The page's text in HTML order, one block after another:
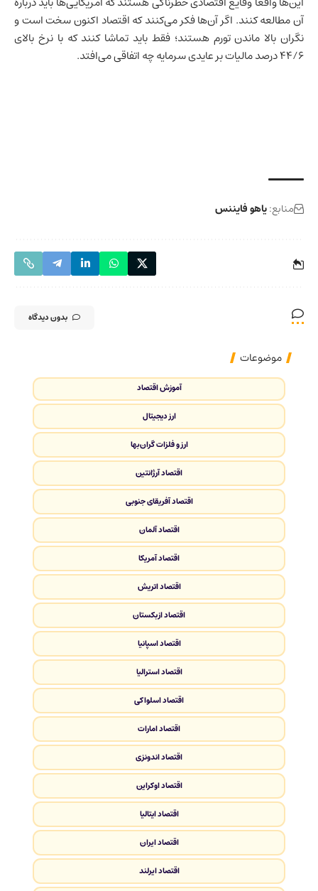
آن مطالعه کنند. اگر آن‌ها فکر می‌کنند که اقتصاد اکنون سخت است و
نگران بالا ماندن تورم هستند؛ فقط باید تماشا کنند که با نرخ بالای
44/6 درصد مالیات بر عایدی سرمایه چه اتفاقی می‌افتد.
منابع:یاهو فایننس
بدون دیدگاه
موضوعات
آموزش اقتصاد
ارز دیجیتال
ارز و فلزات گران‌بها
اقتصاد آرژانتین
اقتصاد آفریقای جنوبی
اقتصاد آلمان
اقتصاد آمریکا
اقتصاد اتریش
اقتصاد ازبکستان
اقتصاد اسپانیا
اقتصاد استرالیا
اقتصاد اسلواکی
اقتصاد امارات
اقتصاد اندونزی
اقتصاد اوکراین
اقتصاد ایتالیا
اقتصاد ایران
اقتصاد ایرلند